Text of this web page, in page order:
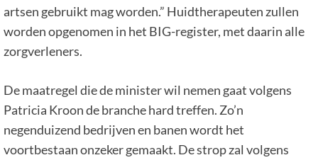
artsen gebruikt mag worden.” Huidtherapeuten zullen
worden opgenomen in het BIG-register, met daarin alle
zorgverleners.
De maatregel die de minister wil nemen gaat volgens
Patricia Kroon de branche hard treffen. Zo’n
negenduizend bedrijven en banen wordt het
voortbestaan onzeker gemaakt. De strop zal volgens